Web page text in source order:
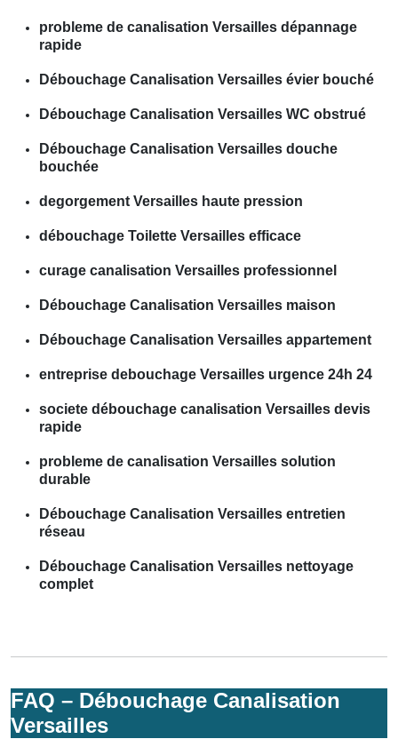
probleme de canalisation Versailles dépannage
rapide
Débouchage Canalisation Versailles évier bouché
Débouchage Canalisation Versailles WC obstrué
Débouchage Canalisation Versailles douche
bouchée
degorgement Versailles haute pression
débouchage Toilette Versailles efficace
curage canalisation Versailles professionnel
Débouchage Canalisation Versailles maison
Débouchage Canalisation Versailles appartement
entreprise debouchage Versailles urgence 24h 24
societe débouchage canalisation Versailles devis
rapide
probleme de canalisation Versailles solution
durable
Débouchage Canalisation Versailles entretien
réseau
Débouchage Canalisation Versailles nettoyage
complet
FAQ – Débouchage Canalisation
Versailles